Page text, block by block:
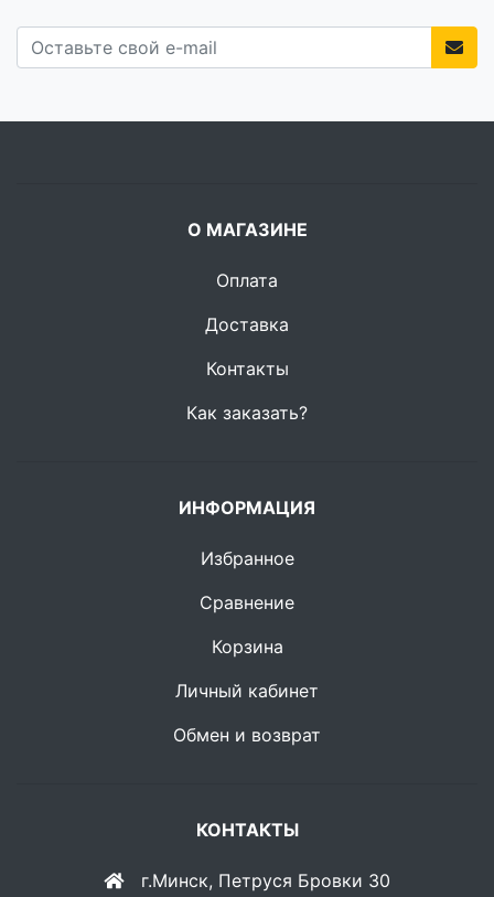
О МАГАЗИНЕ
Оплата
Доставка
Контакты
Как заказать?
ИНФОРМАЦИЯ
Избранное
Сравнение
Корзина
Личный кабинет
Обмен и возврат
КОНТАКТЫ
г.Минск, Петруся Бровки 30